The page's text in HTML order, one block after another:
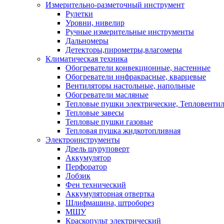
Измерительно-разметочный инструмент
Рулетки
Уровни, нивелир
Ручные измерительные инструменты
Дальномеры
Детекторы,пирометры,влагомеры
Климатическая техника
Обогреватели конвекционные, настенные
Обогреватели инфракрасные, кварцевые
Вентиляторы настольные, напольные
Обогреватели масляные
Тепловые пушки электрические,
Тепловые завесы
Тепловые пушки газовые
Тепловая пушка жидкотопливная
Электроинструменты
Дрель шуруповерт
Аккумулятор
Перфоратор
Лобзик
Фен технический
Аккумуляторная отвертка
Шлифмашина, штроборез
МШУ
Краскопульт электрический